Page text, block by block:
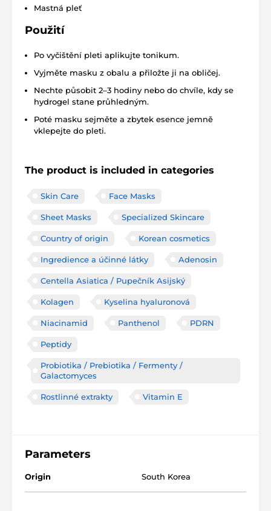
Mastná pleť
Použití
Po vyčištění pleti aplikujte tonikum.
Vyjměte masku z obalu a přiložte ji na obličej.
Nechte působit 2–3 hodiny nebo do chvíle, kdy se
hydrogel stane průhledným.
Poté masku sejměte a zbytek esence jemně
vklepejte do pleti.
The product is included in categories
Skin Care Face Masks
Sheet Masks Specialized Skincare
Country of origin Korean cosmetics
Ingredience a účinné látky Adenosin
Centella Asiatica / Pupečník Asijský
Kolagen Kyselina hyaluronová
Niacinamid Panthenol PDRN
Peptidy
Probiotika / Prebiotika / Fermenty /
Galactomyces
Rostlinné extrakty Vitamin E
Parameters
Origin South Korea